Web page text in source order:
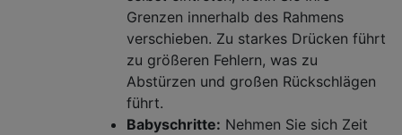
Grenzen innerhalb des Rahmens
verschieben. Zu starkes Drücken führt
zu größeren Fehlern, was zu
Abstürzen und großen Rückschlägen
führt.
Babyschritte: Nehmen Sie sich Zeit